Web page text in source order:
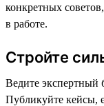
конкретных
в работе.
Стройте
Ведите экспертный
Публикуйте кейсы,